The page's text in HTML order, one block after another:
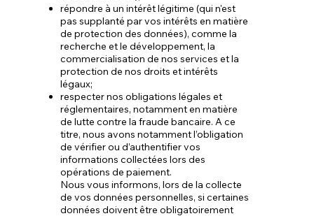
répondre à un intérêt légitime (qui n'est
pas supplanté par vos intérêts en matière
de protection des données), comme la
recherche et le développement, la
commercialisation de nos services et la
protection de nos droits et intérêts
légaux;
respecter nos obligations légales et
réglementaires, notamment en matière
de lutte contre la fraude bancaire. A ce
titre, nous avons notamment l’obligation
de vérifier ou d’authentifier vos
informations collectées lors des
opérations de paiement.
Nous vous informons, lors de la collecte
de vos données personnelles, si certaines
données doivent être obligatoirement